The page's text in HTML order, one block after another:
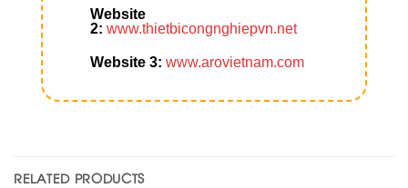
Website
2: www.thietbicongnghiepvn.net
Website 3: www.arovietnam.com
RELATED PRODUCTS